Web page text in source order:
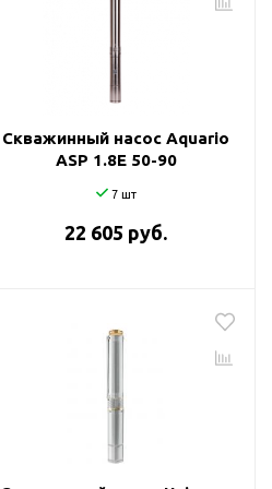
Скважинный насос Aquario
ASP 1.8Е 50-90
7 шт
22 605 руб.